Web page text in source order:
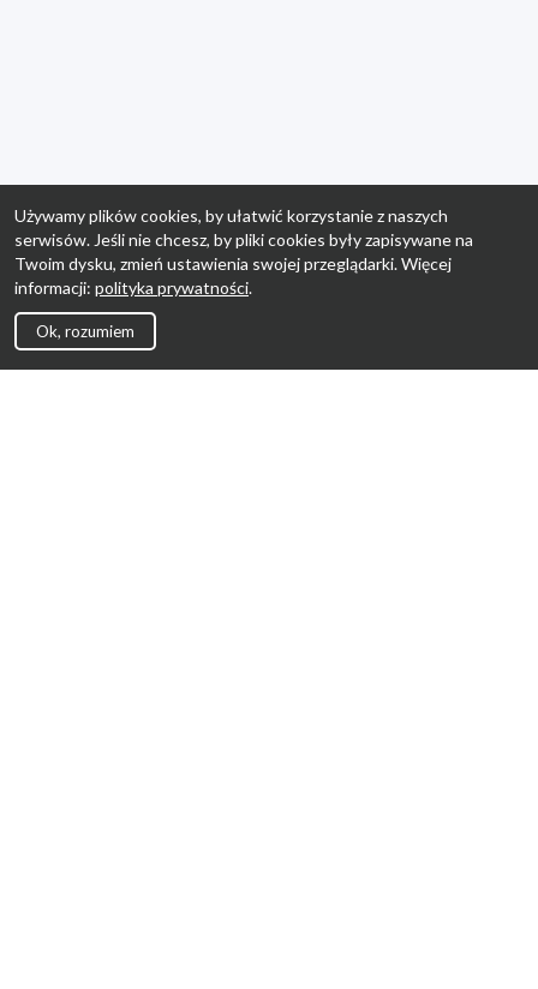
Używamy plików cookies, by ułatwić korzystanie z naszych
serwisów. Jeśli nie chcesz, by pliki cookies były zapisywane na
Twoim dysku, zmień ustawienia swojej przeglądarki. Więcej
informacji: polityka prywatności.
Ok, rozumiem